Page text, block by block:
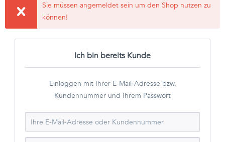
Sie müssen angemeldet sein um den Shop nutzen zu
können!
Ich bin bereits Kunde
Einloggen mit Ihrer E-Mail-Adresse bzw.
Kundennummer und Ihrem Passwort